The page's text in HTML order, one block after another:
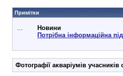
Примітки
...
Новини
Потрібна інформаційна
Фотографії акваріумів